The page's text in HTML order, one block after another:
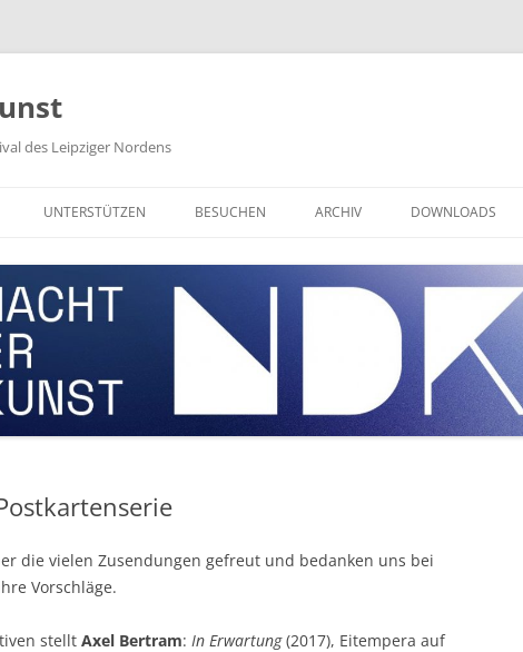
des Leipziger Nordens
UNTERSTÜTZEN BESUCHEN ARCHIV DOWNLOADS
die vielen Zusendungen gefreut und bedanken uns bei
Vorschläge.
stellt Axel Bertram: In Erwartung(2017), Eitempera auf